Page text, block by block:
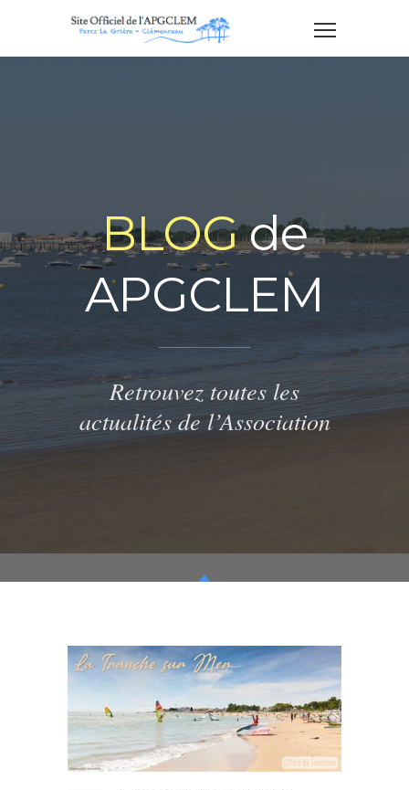
BLOGde
APGCLEM
Retrouvez toutes les
actualités de l’Association